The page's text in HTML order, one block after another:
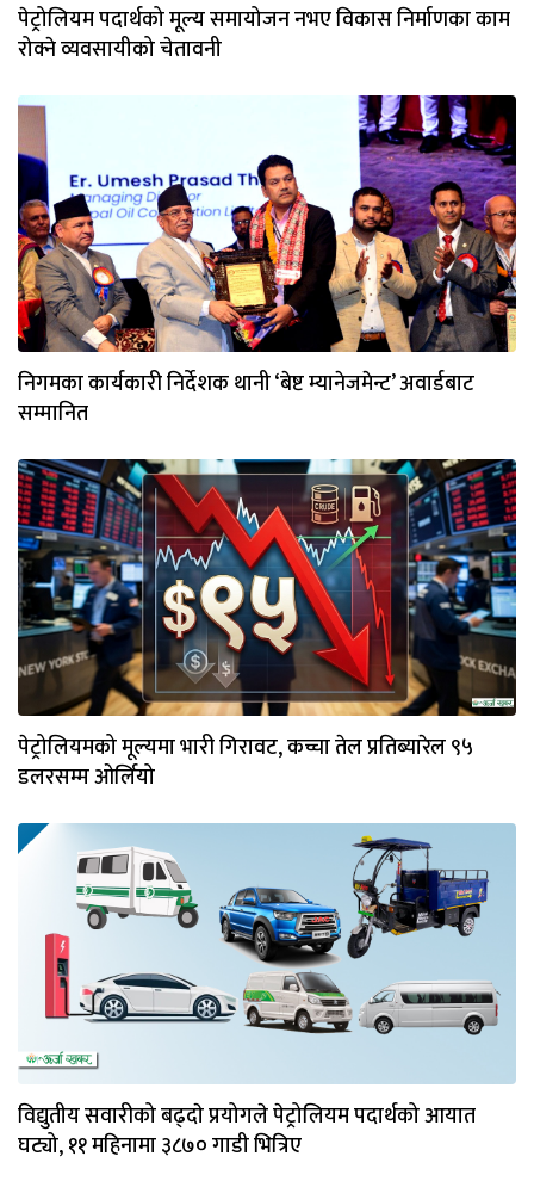
पेट्रोलियम पदार्थको मूल्य समायोजन नभए विकास निर्माणका काम
रोक्ने व्यवसायीको चेतावनी
निगमका कार्यकारी निर्देशक थानी ‘बेष्ट म्यानेजमेन्ट’ अवार्डबाट
सम्मानित
पेट्रोलियमको मूल्यमा भारी गिरावट, कच्चा तेल प्रतिब्यारेल ९५
डलरसम्म ओर्लियो
विद्युतीय सवारीको बढ्दाे प्रयोगले पेट्रोलियम पदार्थको आयात
घट्यो, ११ महिनामा ३८७० गाडी भित्रिए